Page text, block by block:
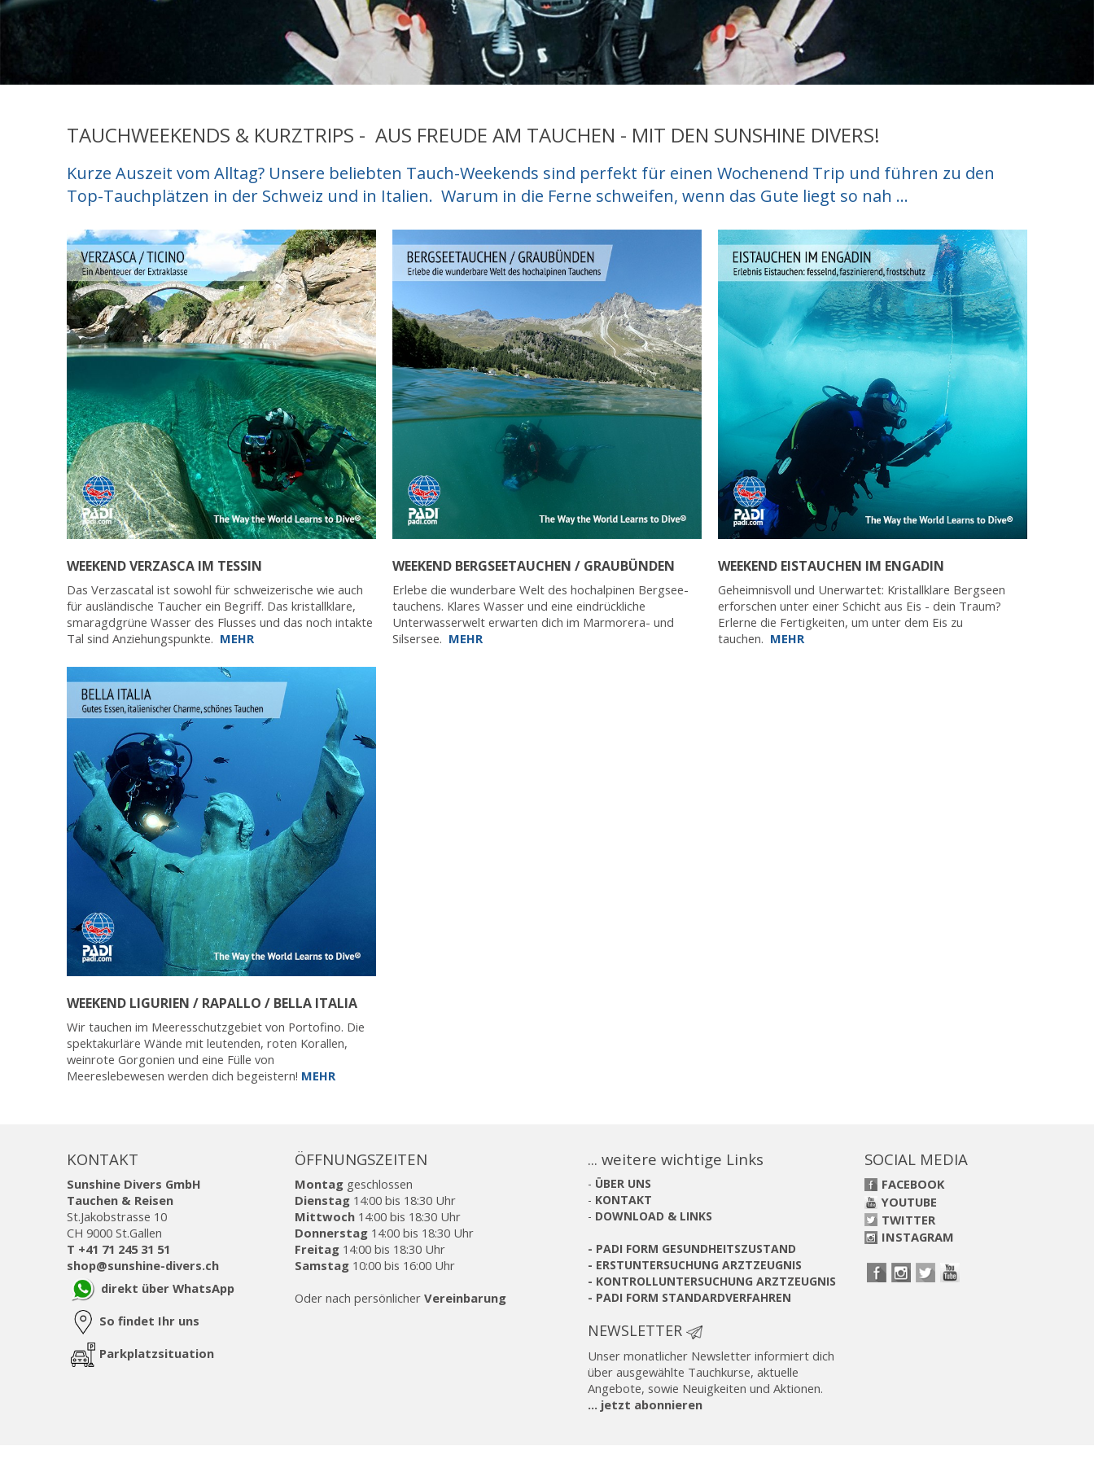
TAUCHWEEKENDS & KURZTRIPS - AUS FREUDE AM TAUCHEN - MIT DEN SUNSHINE DIVERS!
Kurze Auszeit vom Alltag? Unsere beliebten Tauch-Weekends sind perfekt für einen Wochenend Trip und führen zu den
Top-Tauchplätzen in der Schweiz und in Italien. Warum in die Ferne schweifen, wenn das Gute liegt so nah ...
WEEKEND VERZASCA IM TESSIN
Das Verzascatal ist sowohl für schweizerische wie auch
für ausländische Taucher ein Begriff. Das kristallklare,
smaragdgrüne Wasser des Flusses und das noch intakte
Tal sind Anziehungspunkte. MEHR
WEEKEND BERGSEETAUCHEN / GRAUBÜNDEN
Erlebe die wunderbare Welt des hochalpinen Bergsee-
tauchens. Klares Wasser und eine eindrückliche
Unterwasserwelt erwarten dich im Marmorera- und
Silsersee. MEHR
WEEKEND EISTAUCHEN IM ENGADIN
Geheimnisvoll und Unerwartet: Kristallklare Bergseen
erforschen unter einer Schicht aus Eis - dein Traum?
Erlerne die Fertigkeiten, um unter dem Eis zu
tauchen. MEHR
WEEKEND LIGURIEN / RAPALLO / BELLA ITALIA
Wir tauchen im Meeresschutzgebiet von Portofino. Die
spektakurläre Wände mit leutenden, roten Korallen,
weinrote Gorgonien und eine Fülle von
Meereslebewesen werden dich begeistern! MEHR
KONTAKT
Sunshine Divers GmbH
Tauchen & Reisen
St.Jakobstrasse 10
CH 9000 St.Gallen
T +41 71 245 31 51
shop@sunshine-divers.ch
direkt über WhatsApp
So findet Ihr uns
Parkplatzsituation
ÖFFNUNGSZEITEN
Montag geschlossen
Dienstag 14:00 bis 18:30 Uhr
Mittwoch 14:00 bis 18:30 Uhr
Donnerstag 14:00 bis 18:30 Uhr
Freitag 14:00 bis 18:30 Uhr
Samstag 10:00 bis 16:00 Uhr
Oder nach persönlicher Vereinbarung
... weitere wichtige Links
- ÜBER UNS
- KONTAKT
- DOWNLOAD & LINKS
- PADI FORM GESUNDHEITSZUSTAND
- ERSTUNTERSUCHUNG ARZTZEUGNIS
- KONTROLLUNTERSUCHUNG ARZTZEUGNIS
- PADI FORM STANDARDVERFAHREN
NEWSLETTER
Unser monatlicher Newsletter informiert dich
über ausgewählte Tauchkurse, aktuelle
Angebote, sowie Neuigkeiten und Aktionen.
... jetzt abonnieren
SOCIAL MEDIA
FACEBOOK
YOUTUBE
TWITTER
INSTAGRAM